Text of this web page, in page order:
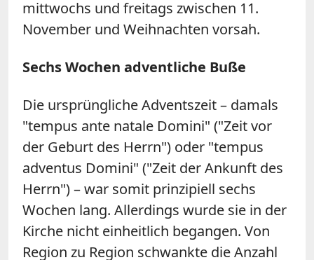
mittwochs und freitags zwischen 11.
November und Weihnachten vorsah.
Sechs Wochen adventliche Buße
Die ursprüngliche Adventszeit – damals
"tempus ante natale Domini" ("Zeit vor
der Geburt des Herrn") oder "tempus
adventus Domini" ("Zeit der Ankunft des
Herrn") – war somit prinzipiell sechs
Wochen lang. Allerdings wurde sie in der
Kirche nicht einheitlich begangen. Von
Region zu Region schwankte die Anzahl